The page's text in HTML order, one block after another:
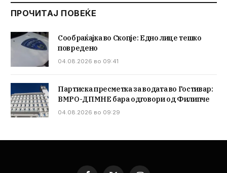
ПРОЧИТАЈ ПОВЕЌЕ
Сообраќајка во Скопје: Едно лице тешко
повредено
04.08.2026 во 09:41
Партиска пресметка за водата во Гостивар:
ВМРО-ДПМНЕ бара одговори од Филипче
04.08.2026 во 09:29